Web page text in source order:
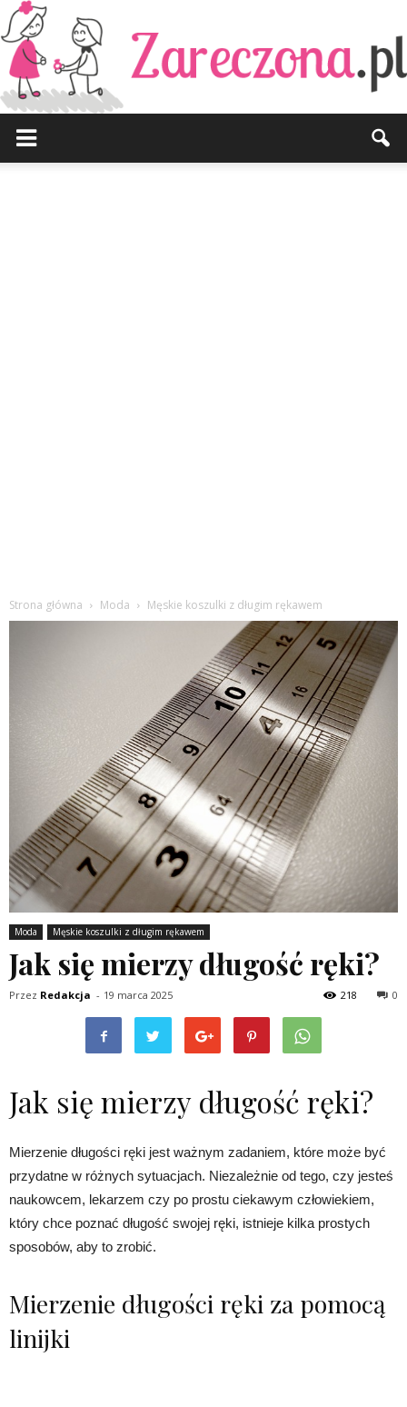
Strona główna Moda Męskie koszulki z długim rękawem
Moda Męskie koszulki z długim rękawem
Jak się mierzy długość ręki?
Przez Redakcja - 19 marca 2025 0
218
Jak się mierzy długość ręki?
Mierzenie długości ręki jest ważnym zadaniem, które może być
przydatne w różnych sytuacjach. Niezależnie od tego, czy jesteś
naukowcem, lekarzem czy po prostu ciekawym człowiekiem,
który chce poznać długość swojej ręki, istnieje kilka prostych
sposobów, aby to zrobić.
Mierzenie długości ręki za pomocą
linijki